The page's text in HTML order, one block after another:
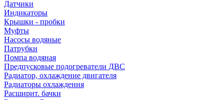
Датчики
Индикаторы
Крышки - пробки
Муфты
Насосы водяные
Патрубки
Помпа водяная
Предпусковые подогреватели ДВС
Радиатор, охлаждение двигателя
Радиаторы охлаждения
Расширит. бачки